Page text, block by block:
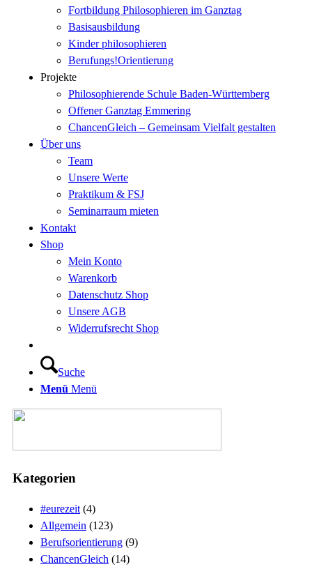
Fortbildung Philosophieren im Ganztag
Basisausbildung
Kinder philosophieren
Berufungs!Orientierung
Projekte
Philosophierende Schule Baden-Württemberg
Offener Ganztag Emmering
ChancenGleich – Gemeinsam Vielfalt gestalten
Über uns
Team
Unsere Werte
Praktikum & FSJ
Seminarraum mieten
Kontakt
Shop
Mein Konto
Warenkorb
Datenschutz Shop
Unsere AGB
Widerrufsrecht Shop
Suche
Menü Menü
Kategorien
#eurezeit(4)
Allgemein (123)
Berufsorientierung (9)
ChancenGleich (14)